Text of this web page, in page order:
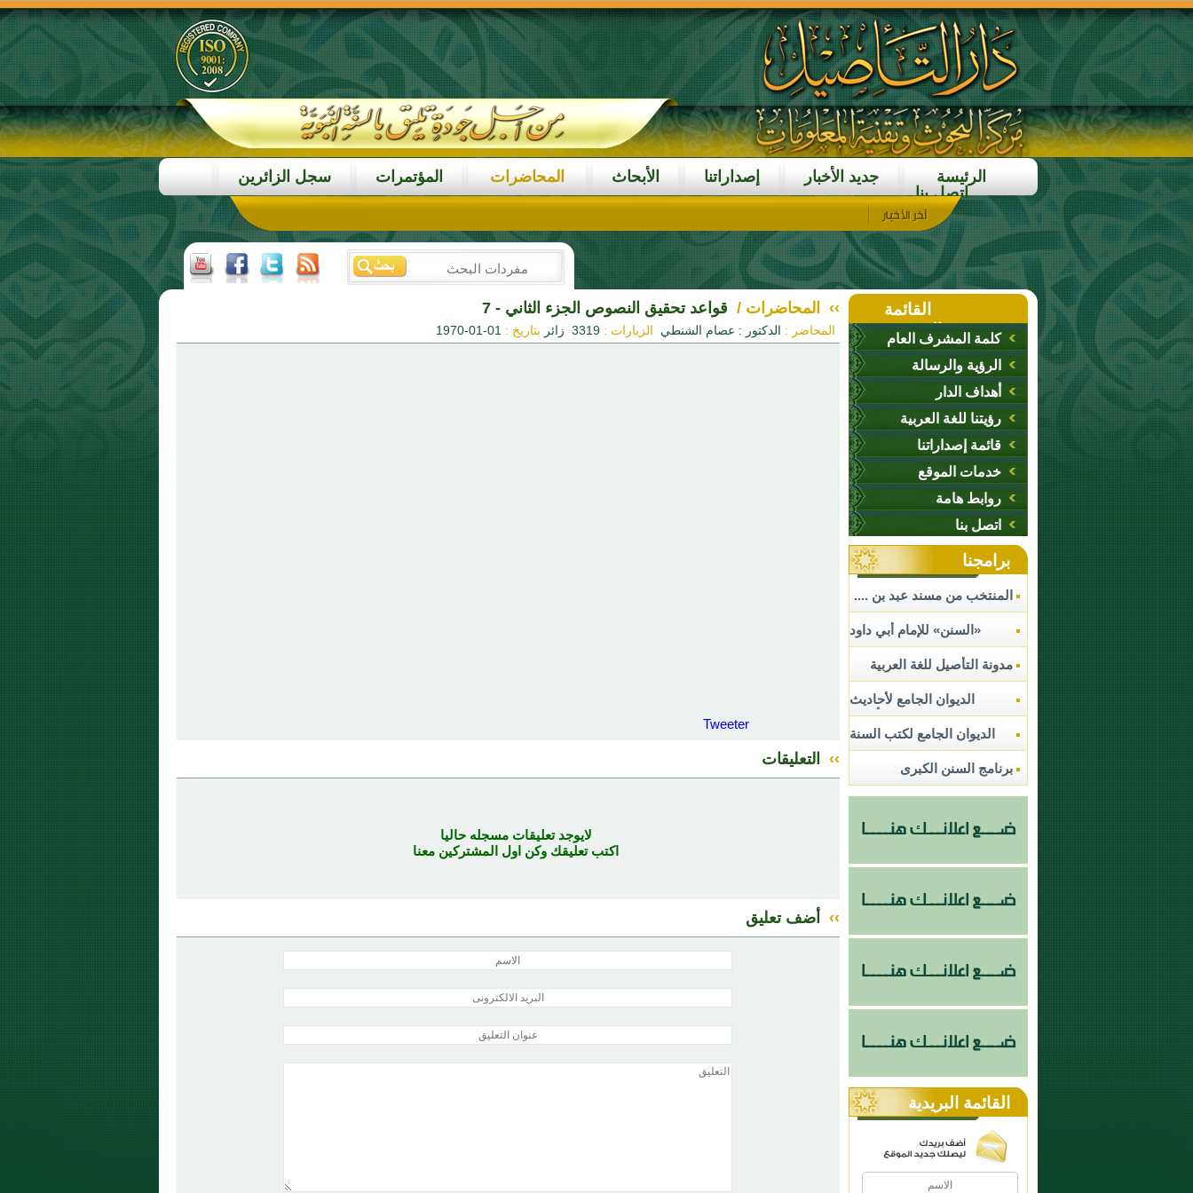
الرئيسة جديد الأخبار إصداراتنا الأبحاث المحاضرات المؤتمرات
سجل الزائرين
اتصل بنا
›› المحاضرات / قواعد تحقيق النصوص الجزء الثاني - 7
المحاضر : الدكتور : عصام الشنطي الزيارات : بتاريخ : 01-01-1970
Tweeter
›› التعليقات
لايوجد تعليقات مسجله حاليا
اكتب تعليقك وكن اول المشتركين معنا
›› أضف تعليق
القائمة
الرئيسية
كلمة المشرف العام
الرؤية والرسالة
أهداف الدار
رؤيتنا للغة العربية
قائمة إصداراتنا
خدمات الموقع
روابط هامة
اتصل بنا
برامجنا
المنتخب من مسند عبد بن ....
«السنن» للإمام أبي داود
السجستاني ....
مدونة التأصيل للغة العربية
الديوان الجامع لأحاديث
الأحكام
الديوان الجامع لكتب السنة
النبوية
برنامج السنن الكبرى
القائمة البريدية